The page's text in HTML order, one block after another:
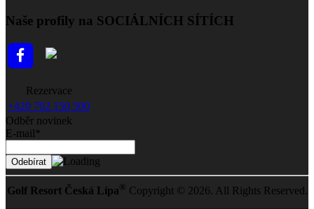
Naše profily na SOCIÁLNÍCH SÍTÍCH
Rezervace
+420 702 150 500
Odběr novinek
E-mail*
Golf Resort Česká Lípa ® Copyright © 2026. All Rights Reserved.